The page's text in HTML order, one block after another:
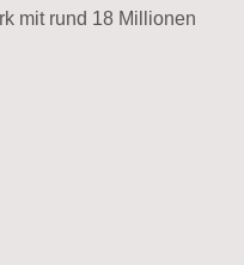
mit rund 18 Millionen